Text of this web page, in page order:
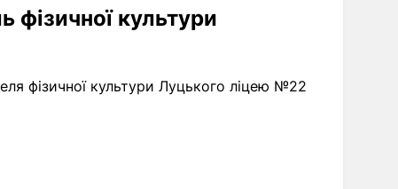
фізичної культури
фізичної культури Луцького ліцею №22